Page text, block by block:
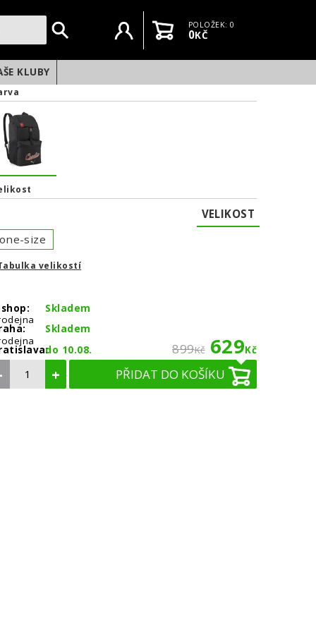
Uživatelský účet
KošíkPOLOŽEK: 0
0KČ
KLUBY
VELIKOST
one-size
velikostí
shop:
Skladem
Skladem
do 10.08. 899Kč 629Kč
+ PŘIDAT DO KOŠÍKU